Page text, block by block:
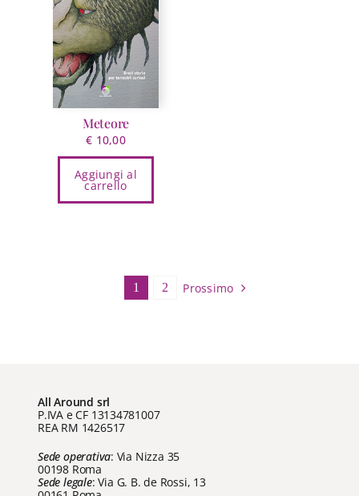
Meteore
€ 10,00
Aggiungi al
carrello
1 2 Prossimo
All Around srl
P.IVA e CF 13134781007
REA RM 1426517
Sede operativa: Via Nizza 35
00198 Roma
Sede legale: Via G. B. de Rossi, 13